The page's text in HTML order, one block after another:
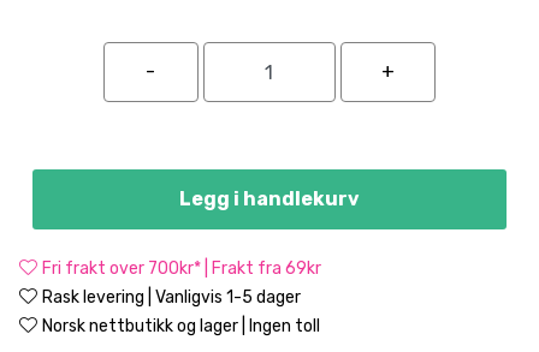
Legg i handlekurv
Fri frakt over 700kr* | Frakt fra 69kr
Rask levering | Vanligvis 1-5 dager
Norsk nettbutikk og lager | Ingen toll